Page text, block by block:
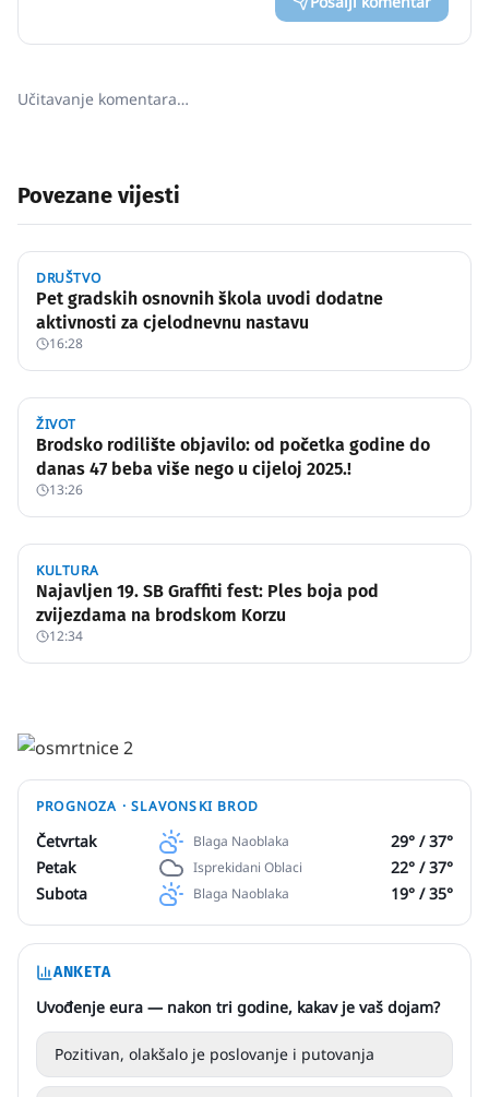
Učitavanje komentara…
Povezane vijesti
DRUŠTVO
Pet gradskih osnovnih škola uvodi dodatne
aktivnosti za cjelodnevnu nastavu
16:28
ŽIVOT
Brodsko rodilište objavilo: od početka godine do
danas 47 beba više nego u cijeloj 2025.!
13:26
KULTURA
Najavljen 19. SB Graffiti fest: Ples boja pod
zvijezdama na brodskom Korzu
12:34
PROGNOZA ·SLAVONSKI BROD
Četvrtak Blaga Naoblaka 29° /37°
Petak
Isprekidani Oblaci 22° /37°
Subota
Blaga Naoblaka 19° /35°
ANKETA
Uvođenje eura — nakon tri godine, kakav je vaš dojam?
Pozitivan, olakšalo je poslovanje i putovanja